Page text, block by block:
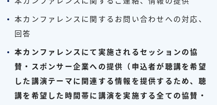
本カンファレンスに関するお問い合わせへの対応、
回答
本カンファレンスにて実施されるセッションの協
賛・スポンサー企業への提供（申込者が聴講を希望
した講演テーマに関連する情報を提供するため、聴
講を希望した時間帯に講演を実施する全ての協賛・